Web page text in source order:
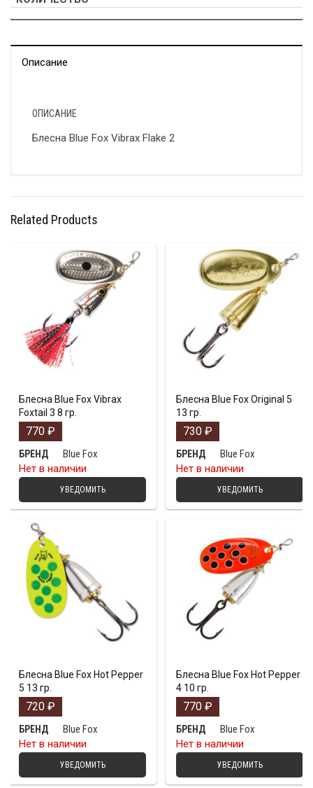
Описание
ОПИСАНИЕ
Блесна Blue Fox Vibrax Flake 2
Related Products
Блесна Blue Fox Vibrax
Foxtail 3 8 гр.
770 ₽
БРЕНД
Blue Fox
Нет в наличии
УВЕДОМИТЬ
Блесна Blue Fox Original 5
13 гр.
730 ₽
БРЕНД
Blue Fox
Нет в наличии
УВЕДОМИТЬ
Блесна Blue Fox Hot Pepper
5 13 гр.
720 ₽
БРЕНД
Blue Fox
Нет в наличии
УВЕДОМИТЬ
Блесна Blue Fox Hot Pepper
4 10 гр.
770 ₽
БРЕНД
Blue Fox
Нет в наличии
УВЕДОМИТЬ